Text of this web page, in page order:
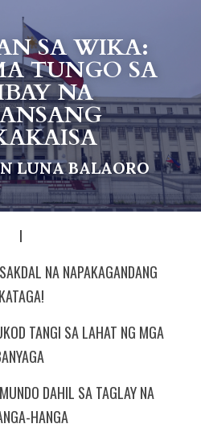
SA WIKA:
TUNGO SA
NA
LUNA BALAORO
I
NA NAPAKAGANDANG
KATAGA!
TANGI SA LAHAT NG MGA
DAHIL SA TAGLAY NA
HANGA